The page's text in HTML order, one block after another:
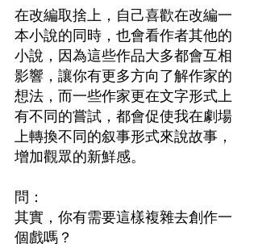
在改編取捨上，自己喜歡在改編一
本小說的同時，也會看作者其他的
小說，因為這些作品大多都會互相
影響，讓你有更多方向了解作家的
想法，而一些作家更在文字形式上
有不同的嘗試，都會促使我在劇場
上轉換不同的叙事形式來說故事，
增加觀眾的新鮮感。
問：
其實，你有需要這樣複雜去創作一
個戲嗎？